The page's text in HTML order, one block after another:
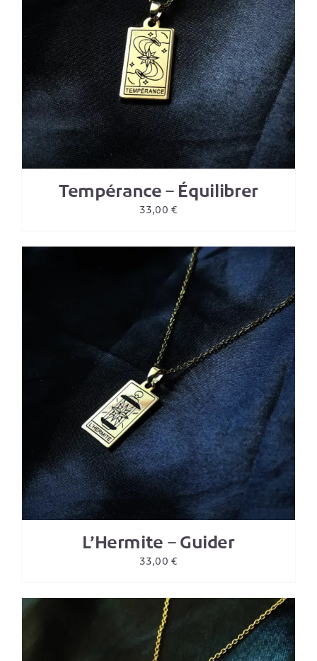
Tempérance – Équilibrer
33,00€
L’Hermite – Guider
33,00€